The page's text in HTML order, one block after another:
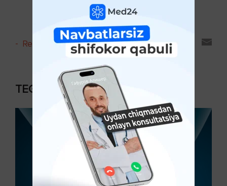
- Reyting va sharhlar
TEGISHLI MAQOLALAR